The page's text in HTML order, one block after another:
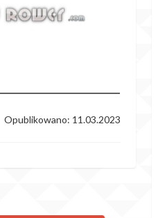
Opublikowano: 11.03.2023